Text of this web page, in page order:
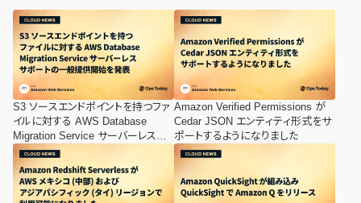
S3 ソースエンドポイントを持つファ
イルに対する AWS Database
Migration Service サーバーレスサ
ポートの一般提供開始を発表
Amazon Verified Permissions が
Cedar JSON エンティティ形式をサ
ポートするようになりました